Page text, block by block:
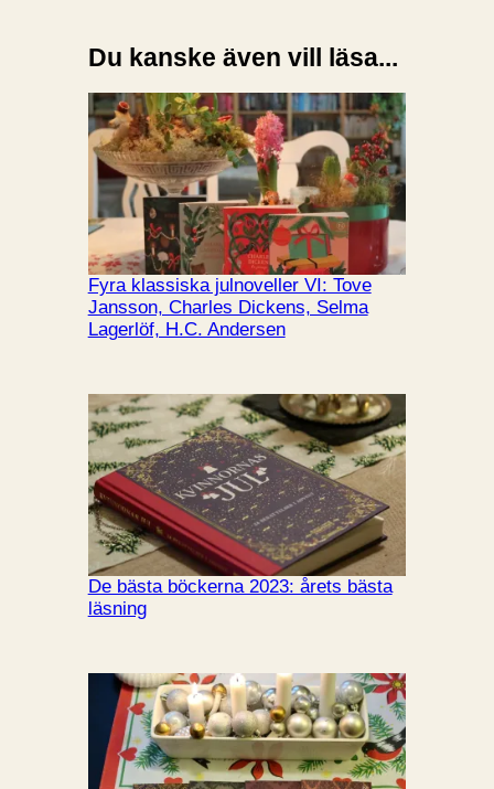
Du kanske även vill läsa...
Fyra klassiska julnoveller VI: Tove
Jansson, Charles Dickens, Selma
Lagerlöf, H.C. Andersen
De bästa böckerna 2023: årets bästa
läsning